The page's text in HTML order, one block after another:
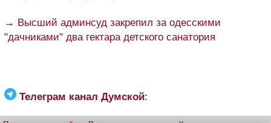
→ Высший админсуд закрепил за одесскими
"дачниками" два гектара детского санатория
Телеграм канал Думской: